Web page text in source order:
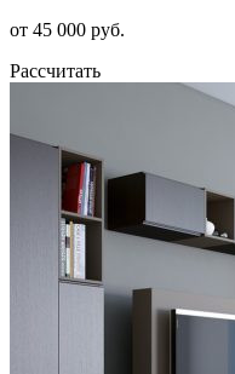
от 45 000 руб.
Рассчитать